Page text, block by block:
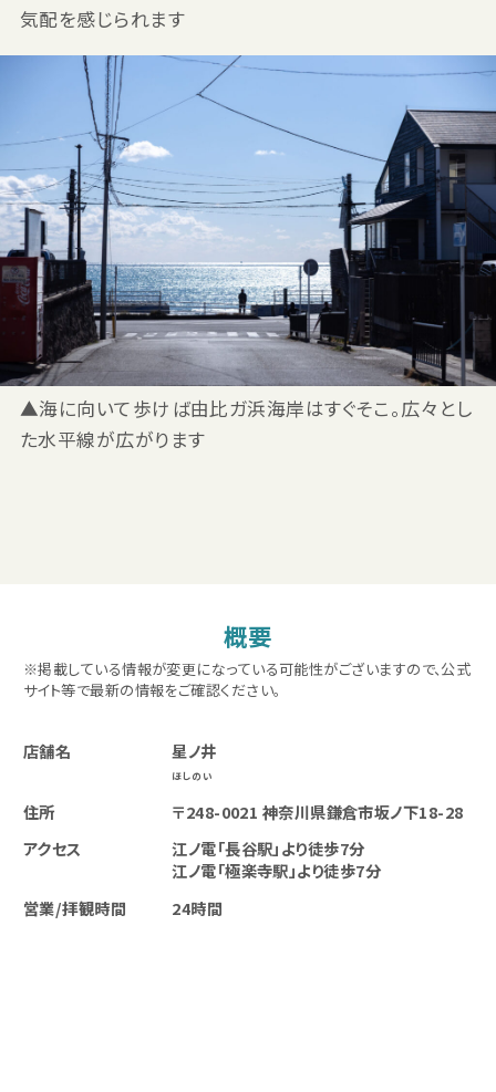
気配を感じられます
▲海に向いて歩けば由比ガ浜海岸はすぐそこ。広々とし
た水平線が広がります
概要
※掲載している情報が変更になっている可能性がございますので、公式
サイト等で最新の情報をご確認ください。
店舗名 星ノ井
ほしのい
住所
〒248-0021 神奈川県鎌倉市坂ノ下18-28
アクセス
江ノ電「長谷駅」より徒歩7分
江ノ電「極楽寺駅」より徒歩7分
営業/拝観時間
24時間